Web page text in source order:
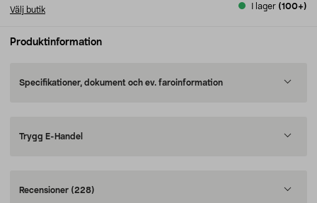
Välj butik I lager (100+)
Produktinformation
Specifikationer, dokument och ev. faroinformation
Trygg E-Handel
Recensioner (228)